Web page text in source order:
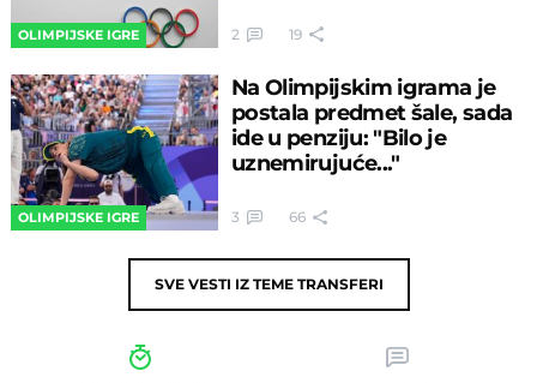
OLIMPIJSKE IGRE 2 19
OLIMPIJSKE IGRE
Na Olimpijskim igrama je
postala predmet šale, sada
ide u penziju: "Bilo je
uznemirujuće..."
3 66
SVE VESTI IZ TEME TRANSFERI